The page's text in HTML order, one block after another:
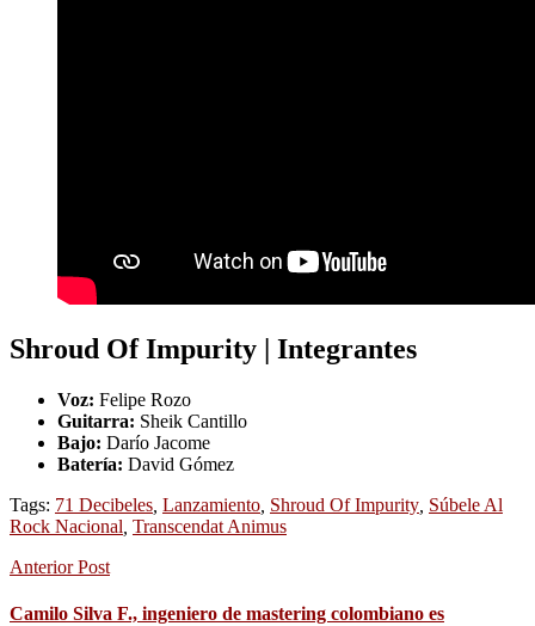
Shroud Of Impurity | Integrantes
Voz: Felipe Rozo
Guitarra: Sheik Cantillo
Bajo: Darío Jacome
Batería: David Gómez
Tags: 71 Decibeles Lanzamiento Shroud Of Impurity Súbele Al
Rock Nacional Transcendat Animus
Anterior Post
Camilo Silva F., ingeniero de mastering colombiano es